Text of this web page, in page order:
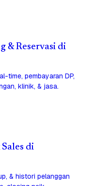
& Reservasi di
time, pembayaran DP,
klinik, & jasa.
di
& histori pelanggan